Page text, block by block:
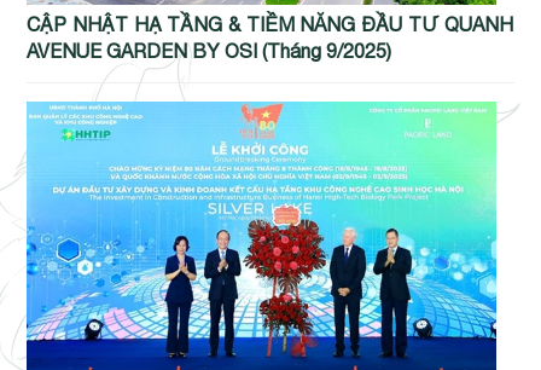
CẬP NHẬT HẠ TẦNG & TIỀM NĂNG ĐẦU TƯ QUANH
AVENUE GARDEN BY OSI (Tháng 9/2025)